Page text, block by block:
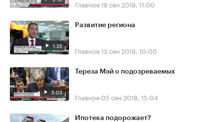
Главное18 сен 2018, 11:00
1:35
Развитие региона
Главное13 сен 2018, 10:00
5:03
Тереза Мэй о подозреваемых
Главное 05 сен 2018, 15:04
Ипотека подорожает?